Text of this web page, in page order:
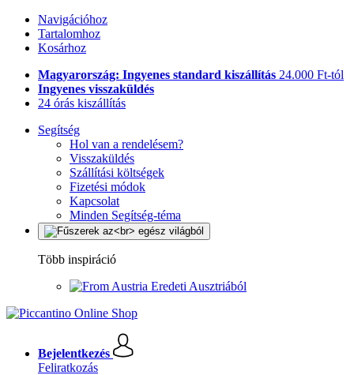
Navigációhoz
Tartalomhoz
Kosárhoz
Magyarország: Ingyenes standard kiszállítás 24.000 Ft-tól
Ingyenes visszaküldés
24 órás kiszállítás
Segítség
Hol van a rendelésem?
Visszaküldés
Szállítási költségek
Fizetési módok
Kapcsolat
Minden Segítség-téma
Több inspiráció
Eredeti Ausztriából
Bejelentkezés
Feliratkozás